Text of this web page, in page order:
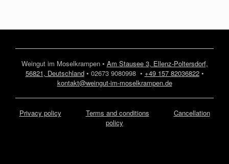
Weingut im Moselkrampen • Am Stausee 3, Ellenz-Poltersdorf,
56821, Deutschland• 02673 9080998 • +49 157 82036822•
kontakt@weingut-im-moselkrampen.de
Privacy policy Terms and conditions
Cancellation
policy